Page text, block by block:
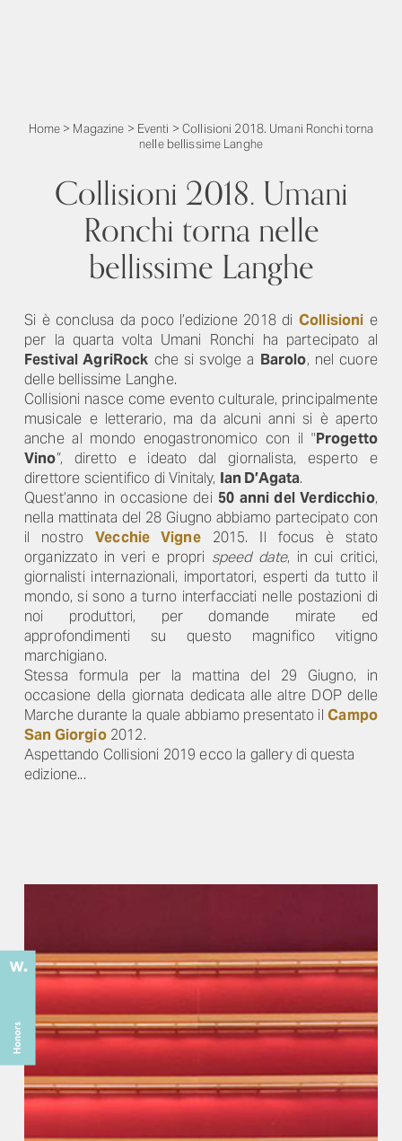
Home > Magazine > Eventi >Collisioni 2018. Umani Ronchi torna
nelle bellissime Langhe
Collisioni 2018. Umani
Ronchi torna nelle
bellissime Langhe
Si è conclusa da poco l’edizione 2018 di Collisioni e
per la quarta volta Umani Ronchi ha partecipato al
Festival AgriRock che si svolge a Barolo, nel cuore
delle bellissime Langhe.
Collisioni nasce come evento culturale, principalmente
musicale e letterario, ma da alcuni anni si è aperto
anche al mondo enogastronomico con il "Progetto
Vino”, diretto e ideato dal giornalista, esperto e
direttore scientifico di Vinitaly, Ian D’Agata.
Quest’anno in occasione dei 50 anni del Verdicchio,
nella mattinata del 28 Giugno abbiamo partecipato con
il nostroVecchie Vigne2015. Il focus è stato
organizzato in veri e propri speed date, in cui critici,
giornalisti internazionali, importatori, esperti da tutto il
mondo, si sono a turno interfacciati nelle postazioni di
noi produttori, per domande mirate ed
approfondimenti su questo magnifico vitigno
marchigiano.
Stessa formula per la mattina del 29 Giugno, in
occasione della giornata dedicata alle altre DOP delle
Marche durante la quale abbiamo presentato ilCampo
San Giorgio2012.
Aspettando Collisioni 2019 ecco la gallery di questa
edizione...